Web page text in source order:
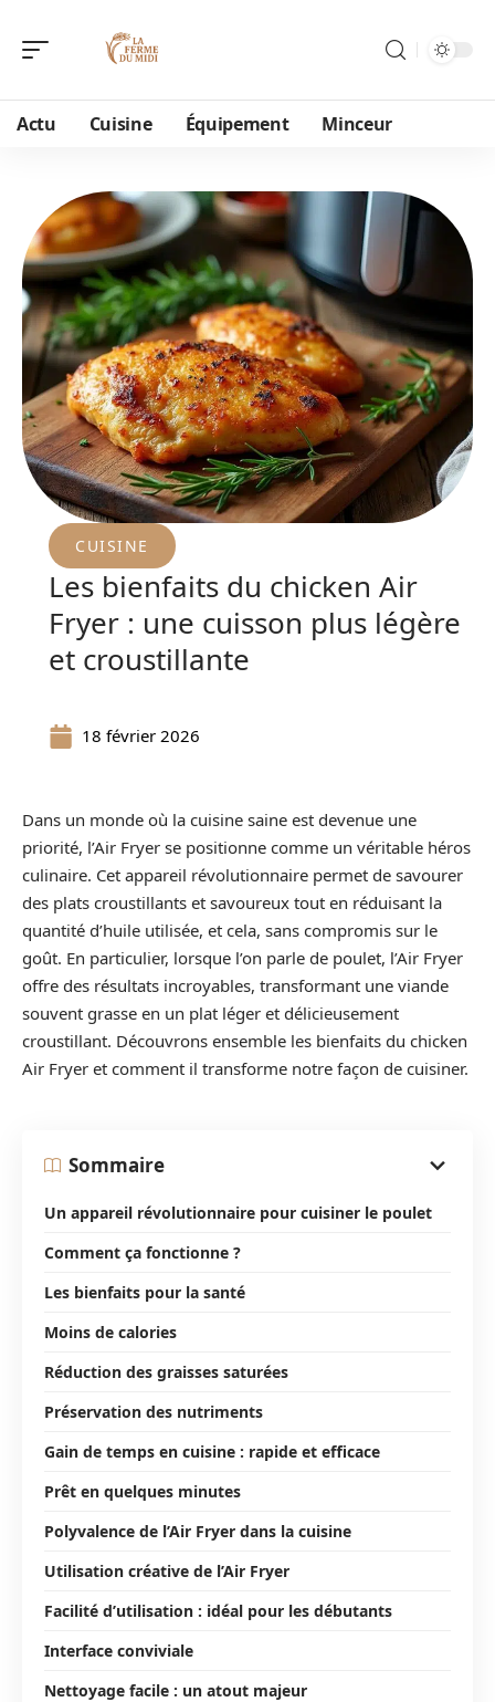
Actu Cuisine Équipement Minceur
CUISINE
Les bienfaits du chicken Air
Fryer : une cuisson plus légère
et croustillante
18 février 2026
Dans un monde où la cuisine saine est devenue une
priorité, l’Air Fryer se positionne comme un véritable héros
culinaire. Cet appareil révolutionnaire permet de savourer
des plats croustillants et savoureux tout en réduisant la
quantité d’huile utilisée, et cela, sans compromis sur le
goût. En particulier, lorsque l’on parle de poulet, l’Air Fryer
offre des résultats incroyables, transformant une viande
souvent grasse en un plat léger et délicieusement
croustillant. Découvrons ensemble les bienfaits du chicken
Air Fryer et comment il transforme notre façon de cuisiner.
Sommaire
Un appareil révolutionnaire pour cuisiner le poulet
Comment ça fonctionne ?
Les bienfaits pour la santé
Moins de calories
Réduction des graisses saturées
Préservation des nutriments
Gain de temps en cuisine : rapide et efficace
Prêt en quelques minutes
Polyvalence de l’Air Fryer dans la cuisine
Utilisation créative de l’Air Fryer
Facilité d’utilisation : idéal pour les débutants
Interface conviviale
Nettoyage facile : un atout majeur